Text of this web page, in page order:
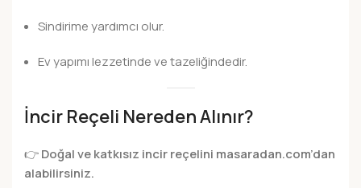
Sindirime yardımcı olur.
Ev yapımı lezzetinde ve tazeliğindedir.
İncir Reçeli Nereden Alınır?
👉Doğal ve katkısız incir reçelini masaradan.com’dan
alabilirsiniz.